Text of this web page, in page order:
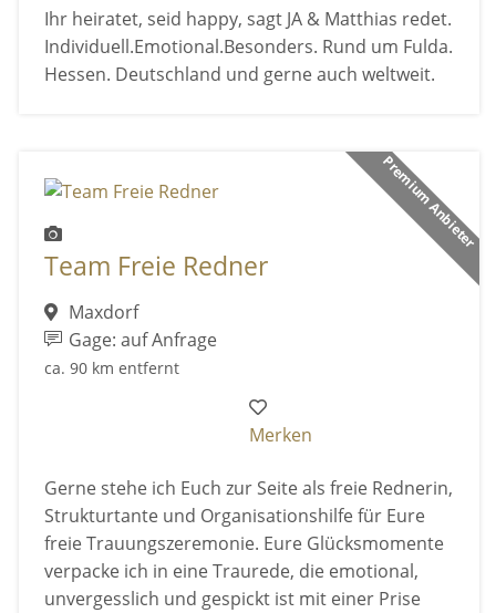
Ihr heiratet, seid happy, sagt JA & Matthias redet.
Individuell.Emotional.Besonders. Rund um Fulda.
Hessen. Deutschland und gerne auch weltweit.
Premium Anbieter
Team Freie Redner
Maxdorf
Gage: auf Anfrage
ca. 90 km entfernt
Merken
Gerne stehe ich Euch zur Seite als freie Rednerin,
Strukturtante und Organisationshilfe für Eure
freie Trauungszeremonie. Eure Glücksmomente
verpacke ich in eine Traurede, die emotional,
unvergesslich und gespickt ist mit einer Prise